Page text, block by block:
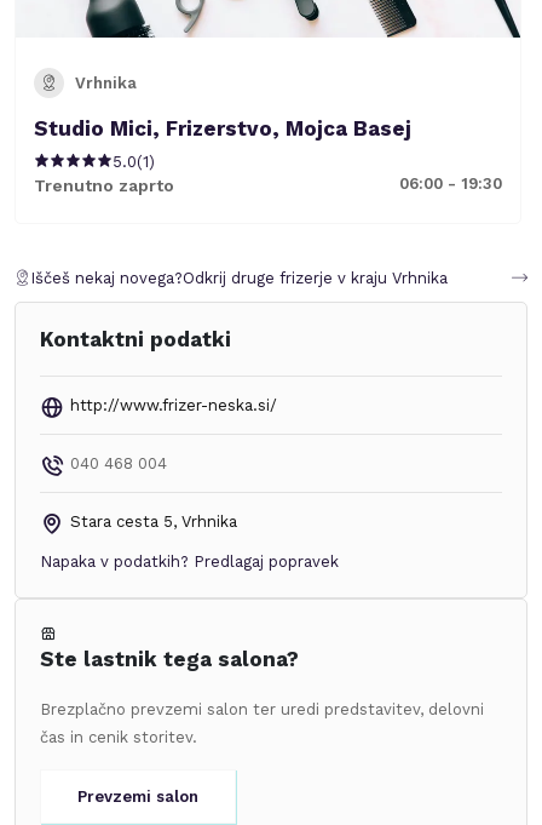
Vrhnika
Studio Mici, Frizerstvo, Mojca Basej
5.0(1)
Trenutno zaprto 06:00 - 19:30
Iščeš nekaj novega?Odkrij druge frizerje v kraju Vrhnika
Kontaktni podatki
http://www.frizer-neska.si/
040 468 004
Stara cesta 5, Vrhnika
Napaka v podatkih? Predlagaj popravek
Ste lastnik tega salona?
Brezplačno prevzemi salon ter uredi predstavitev, delovni
čas in cenik storitev.
Prevzemi salon